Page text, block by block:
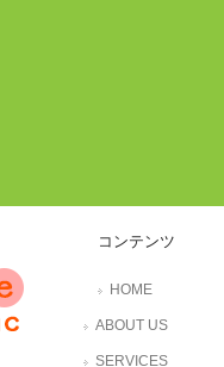
コンテンツ
HOME
ABOUT US
SERVICES